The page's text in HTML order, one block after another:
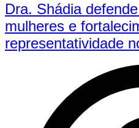
Dra. Shádia
mulheres e
representatividade